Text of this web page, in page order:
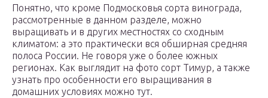
Понятно, что кроме Подмосковья сорта винограда,
рассмотренные в данном разделе, можно
выращивать и в других местностях со сходным
климатом: а это практически вся обширная средняя
полоса России. Не говоря уже о более южных
регионах. Как выглядит на фото сорт Тимур, а также
узнать про особенности его выращивания в
домашних условиях можно тут.